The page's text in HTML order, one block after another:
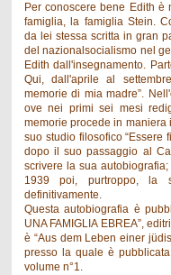
Per conoscere bene Edith
famiglia, la famiglia Stein.
da lei stessa scritta in gran
del nazionalsocialismo nel
Edith dall'insegnamento.
Qui, dall'aprile al
memorie di mia madre”.
ove nei primi sei mesi
memorie procede in maniera
suo studio filosofico “Essere
dopo il suo passaggio al
scrivere la sua
1939 poi, purtroppo, la
definitivamente.
Questa autobiografia è
UNA FAMIGLIA EBREA”,
è “Aus dem Leben einer
presso la quale è
volume n°1.